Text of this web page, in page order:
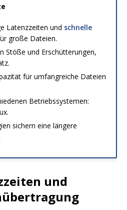
Latenzzeiten und schnelle
große Dateien.
Stöße und Erschütterungen,
für umfangreiche Dateien
Betriebssystemen:
sichern eine längere
und